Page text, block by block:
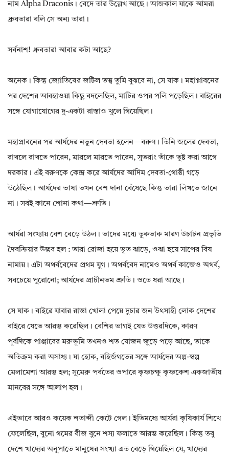
নাম Alpha Draconis। বেদে তার উল্লেখ আছে। আজকাল যাকে আমরা
ধ্রুবতারা বলি সে অন্য তারা।
সর্বনাশ! ধ্রুবতারা আবার কটা আছে?
অনেক। কিন্তু জ্যোতিষের জটিল তত্ত্ব তুমি বুঝবে না, সে যাক। মহাপ্লাবনের
পর দেশের আবহাওয়া কিছু বদলেছিল, মাটির ওপর পলি পড়েছিল। বাইরের
সঙ্গে যোগাযোগের দু-একটা রাস্তাও খুলে গিয়েছিল।
মহাপ্লাবনের পর আর্যদের নতুন দেবতা হলেন—বরুণ। তিনি জলের দেবতা,
রাখলে রাখতে পারেন, মারলে মারতে পারেন, সুতরাং তাঁকে তুষ্ট করা আগে
দরকার। এই বরুণকে কেন্দ্র করে আর্যদের আদিম দেবতা-গোষ্ঠী গড়ে
উঠেছিল। আর্যদের ভাষা তখন বেশ দানা বেঁধেছে কিন্তু তারা লিখতে জানে
না। সবই কানে শোনা কথা—শ্রুতি।
আর্যরা সংখ্যায় বেশ বেড়ে উঠল। তাদের মধ্যে তুকতাক মারণ উচাটন প্রভৃতি
দৈবক্রিয়ার উদ্ভব হল : তারা রোজা হয়ে ভূত ঝাড়ে, ওঝা হয়ে সাপের বিষ
নামায়। এটা অথর্ববেদের প্রথম যুগ। অথর্ববেদ নামেও অথর্ব কাজেও অথর্ব,
সবচেয়ে পুরোনো; আর্যদের প্রাচীনতম শ্রুতি। ওতে ধরা আছে।
সে যাক। বাইরে যাবার রাস্তা খোলা পেয়ে দুচার জন উৎসাহী লোক দেশের
বাইরে যেতে আরম্ভ করেছিল। বেশির ভাগই যেত উত্তরদিকে, কারণ
পূর্বদিকে পাঞ্জাবের মরুভূমি তখনও শত যোজন জুড়ে পড়ে আছে, তাকে
অতিক্রম করা অসাধ্য। যা হোক, বহির্জগতের সঙ্গে আর্যদের অল্প-স্বল্প
মেলামেশা আরম্ভ হল; সুমেরু পর্বতের ওপারে কৃষ্ণচক্ষু কৃষ্ণকেশ একজাতীয়
মানবের সঙ্গে আলাপ হল।
এইভাবে আরও কয়েক শতাব্দী কেটে গেল। ইতিমধ্যে আর্যরা কৃষিকার্য শিখে
ফেলেছিল, বুনো গমের বীজ বুনে শস্য ফলাতে আরম্ভ করেছিল। কিন্তু তবু
দেশে খাদ্যের অনুপাতে মানুষের সংখ্যা এত বেড়ে গিয়েছিল যে, খাদ্যের